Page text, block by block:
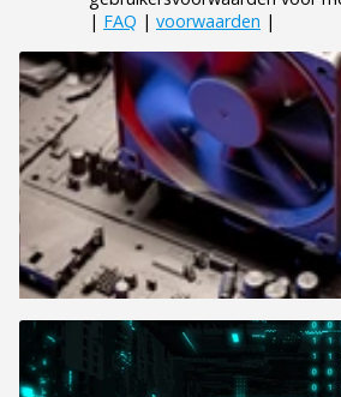
| FAQ | voorwaarden |